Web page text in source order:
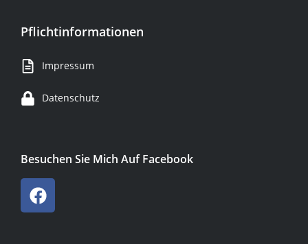
Pflichtinformationen
Impressum
Datenschutz
Besuchen Sie Mich Auf Facebook